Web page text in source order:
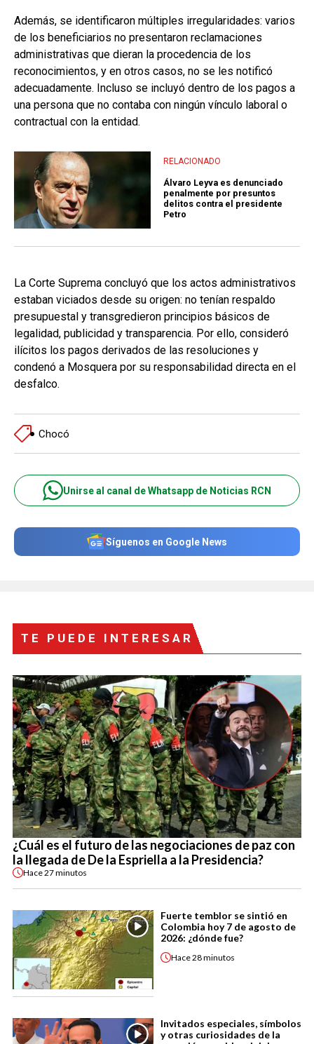
Además, se identificaron múltiples irregularidades: varios
de los beneficiarios no presentaron reclamaciones
administrativas que dieran la procedencia de los
reconocimientos, y en otros casos, no se les notificó
adecuadamente. Incluso se incluyó dentro de los pagos a
una persona que no contaba con ningún vínculo laboral o
contractual con la entidad.
RELACIONADO
Álvaro Leyva es denunciado
penalmente por presuntos
delitos contra el presidente
Petro
La Corte Suprema concluyó que los actos administrativos
estaban viciados desde su origen: no tenían respaldo
presupuestal y transgredieron principios básicos de
legalidad, publicidad y transparencia. Por ello, consideró
ilícitos los pagos derivados de las resoluciones y
condenó a Mosquera por su responsabilidad directa en el
desfalco.
Chocó
Unirse al canal de Whatsapp de Noticias RCN
Síguenos en Google News
TE PUEDE INTERESAR
¿Cuál es el futuro de las negociaciones de paz con
la llegada de De la Espriella a la Presidencia?
Hace27 minutos
Fuerte temblor se sintió en
Colombia hoy 7 de agosto de
2026: ¿dónde fue?
Hace28 minutos
Invitados especiales, símbolos
y otras curiosidades de la